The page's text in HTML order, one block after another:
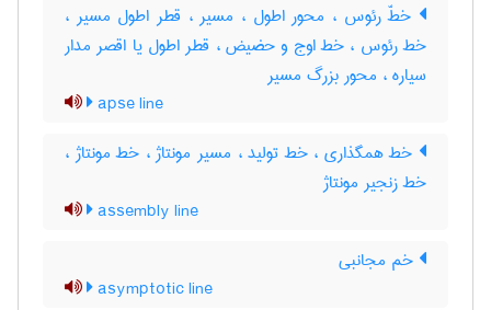
خطّ رئوس ، محور اطول ، مسیر ، قطر اطول مسیر ،
خط رئوس ، خط اوج و حضیض ، قطر اطول یا اقصر مدار
سیاره ، محور بزرگ مسیر
apse line
خط همگذاری ، خط تولید ، مسیر مونتاژ ، خط مونتاژ ،
خط زنجیر مونتاژ
assembly line
خم مجانبی
asymptotic line